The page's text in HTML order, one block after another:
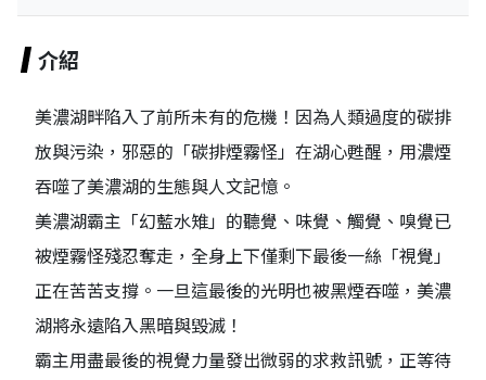
介紹
美濃湖畔陷入了前所未有的危機！因為人類過度的碳排
放與污染，邪惡的「碳排煙霧怪」在湖心甦醒，用濃煙
吞噬了美濃湖的生態與人文記憶。
美濃湖霸主「幻藍水雉」的聽覺、味覺、觸覺、嗅覺已
被煙霧怪殘忍奪走，全身上下僅剩下最後一絲「視覺」
正在苦苦支撐。一旦這最後的光明也被黑煙吞噬，美濃
湖將永遠陷入黑暗與毀滅！
霸主用盡最後的視覺力量發出微弱的求救訊號，正等待